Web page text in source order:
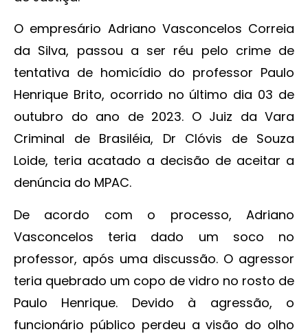
O empresário Adriano Vasconcelos Correia
da Silva, passou a ser réu pelo crime de
tentativa de homicídio do professor Paulo
Henrique Brito, ocorrido no último dia 03 de
outubro do ano de 2023. O Juiz da Vara
Criminal de Brasiléia, Dr Clóvis de Souza
Loide, teria acatado a decisão de aceitar a
denúncia do MPAC.
De acordo com o processo, Adriano
Vasconcelos teria dado um soco no
professor, após uma discussão. O agressor
teria quebrado um copo de vidro no rosto de
Paulo Henrique. Devido à agressão, o
funcionário público perdeu a visão do olho